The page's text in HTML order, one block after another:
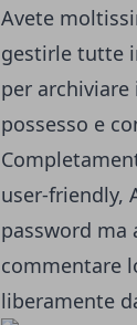
Avete
gestirle tutte
per
possesso e
user-friendly,
password ma
commentare
liberamente